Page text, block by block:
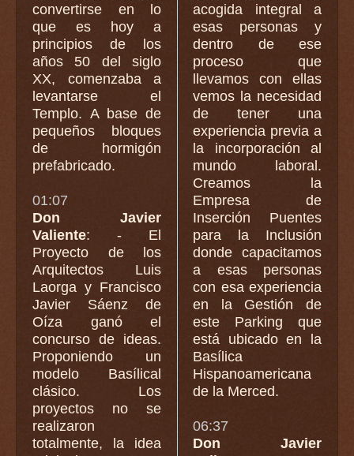
convertirse en lo
que es hoy a
principios de los
años 50 del siglo
XX, comenzaba a
levantarse el
Templo. A base de
pequeños bloques
de hormigón
prefabricado.
01:07
Don Javier
Valiente: - El
Proyecto de los
Arquitectos Luis
Laorga y Francisco
Javier Sáenz de
Oíza ganó el
concurso de ideas.
Proponiendo un
modelo Basílical
clásico. Los
proyectos no se
realizaron
totalmente, la idea
acogida integral a
esas personas y
dentro de ese
proceso que
llevamos con ellas
vemos la necesidad
de tener una
experiencia previa a
la incorporación al
mundo laboral.
Creamos la
Empresa de
Inserción Puentes
para la Inclusión
donde capacitamos
a esas personas
con esa experiencia
en la Gestión de
este Parking que
está ubicado en la
Basílica
Hispanoamericana
de la Merced.
06:37
Don Javier